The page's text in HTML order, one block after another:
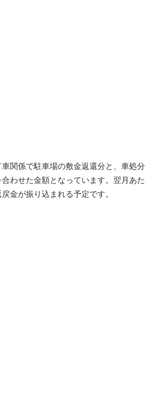
関係で駐車場の敷金返還分と、車処分
わせた金額となっています。翌月あた
金が振り込まれる予定です。